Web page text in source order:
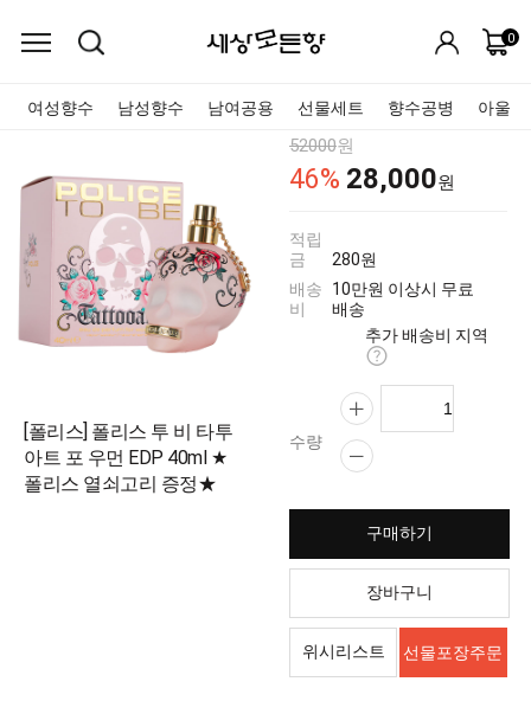
0
여성향수 남성향수 남여공용 선물세트 향수공병 아울렛
[폴리스] 폴리스 투 비 타투
아트 포 우먼 EDP 40ml ★
폴리스 열쇠고리 증정★
52000원
46% 28,000원
적립
금
280원
배송
비
10만원 이상시 무료
배송
추가 배송비 지역
수량
구매하기
장바구니
위시리스트 선물포장주문